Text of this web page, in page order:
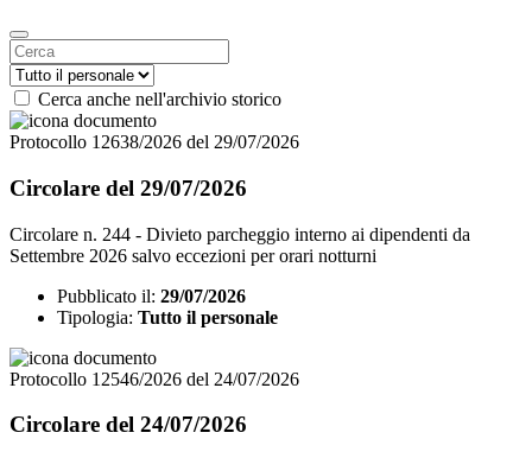
Cerca anche nell'archivio storico
Protocollo 12638/2026 del 29/07/2026
Circolare del 29/07/2026
Circolare n. 244 - Divieto parcheggio interno ai dipendenti da
Settembre 2026 salvo eccezioni per orari notturni
Pubblicato il: 29/07/2026
Tipologia: Tutto il personale
Protocollo 12546/2026 del 24/07/2026
Circolare del 24/07/2026